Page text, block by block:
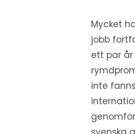
Mycket
jobb
ett par
inte